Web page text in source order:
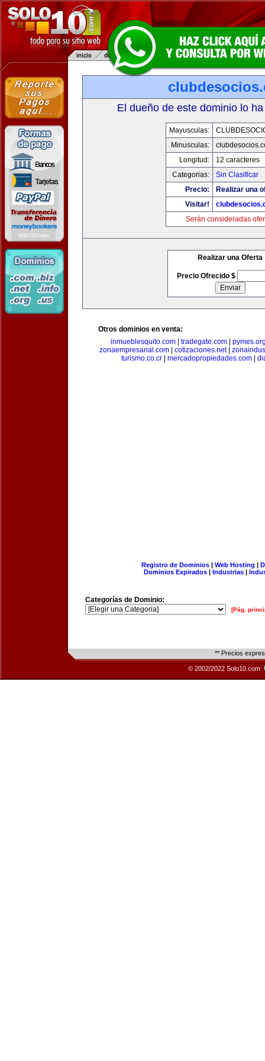
El dueño de este dominio lo
Mayusculas:
Minusculas:
Longitud:
12 caracteres
Categorias:
Sin Clasificar
Precio:
Realizar una
Visitar!
Serán consideradas
Realizar una Oferta
Precio Ofrecido $
Otros dominios en venta:
inmueblesquito.com
tradegate.com
zonaempresarial.com| cotizaciones.net|
turismo.co.cr| mercadopropiedades.com|
Registro de Dominios| Web Hosting |
Dominios Expirados | Industrias |
Categorías de Dominio:
[Pág.
** Precios
© 2002/2022 Solo10.com